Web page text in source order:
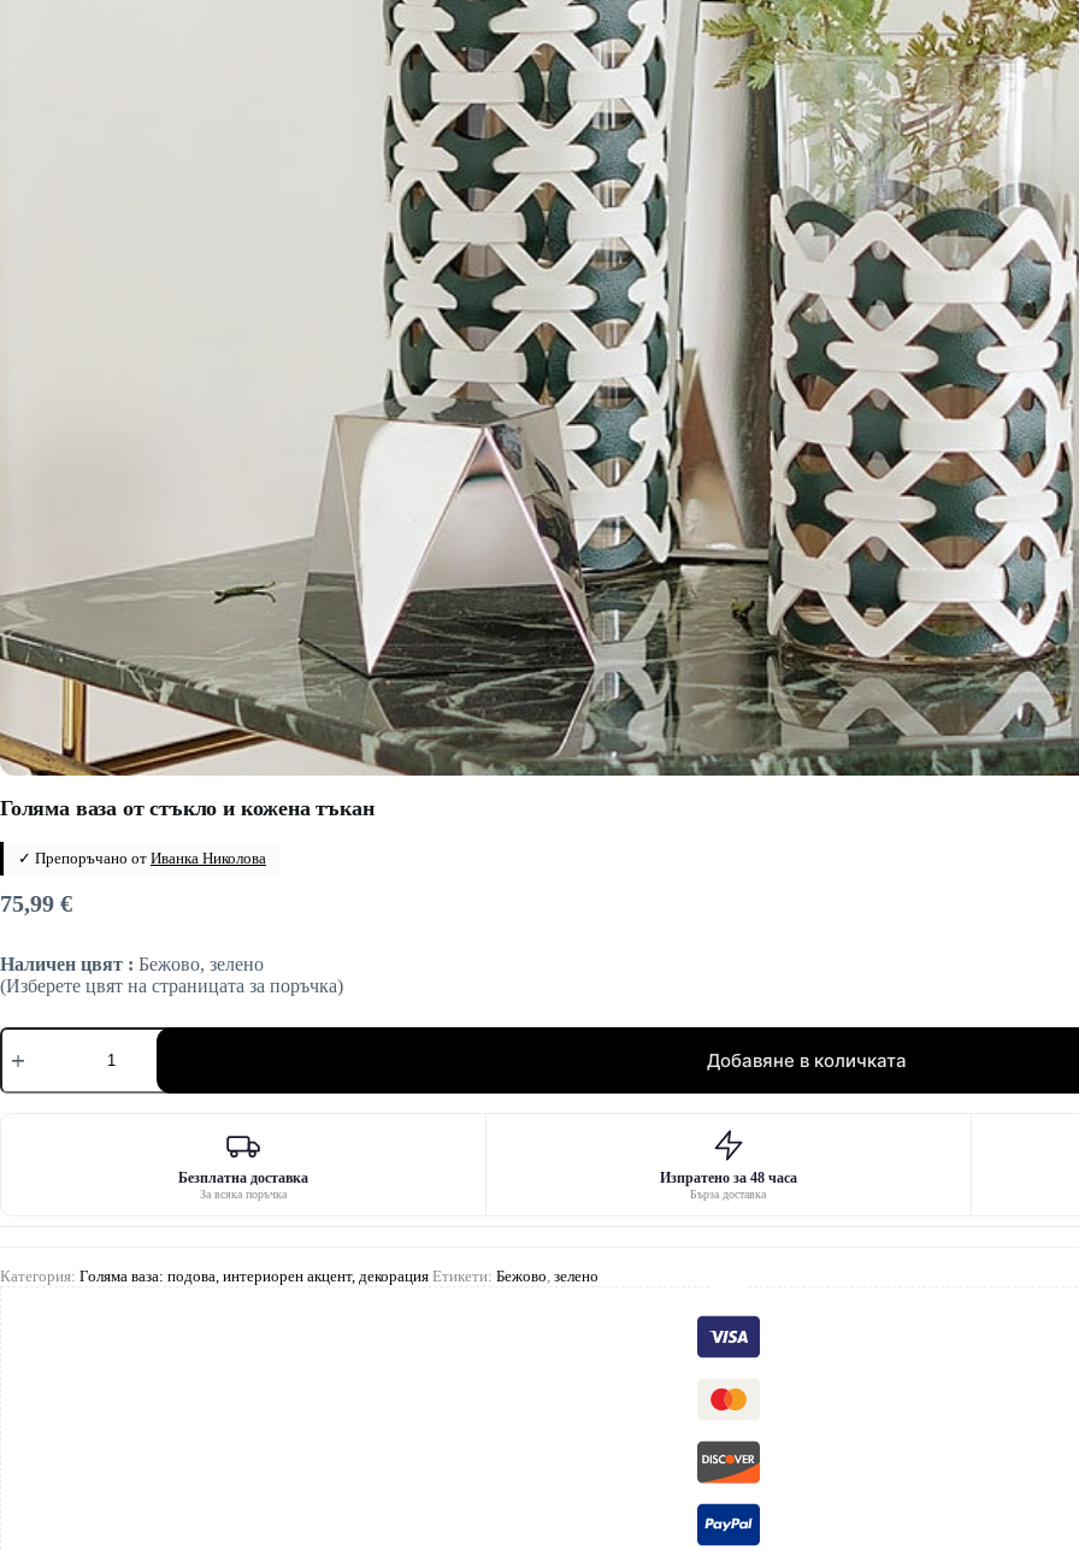
Голяма ваза от стъкло и кожена тъкан
✓ Препоръчано от Иванка Николова
75,99 €
Наличен цвят : Бежово, зелено
(Изберете цвят на страницата за поръчка)
количество
за
ваза
Добавяне в количката
Безплатна доставка
За всяка поръчка
Изпратено за 48 часа
Бърза доставка
Категория: Голяма ваза: подова, интериорен акцент, декорация Етикети: Бежово зелено